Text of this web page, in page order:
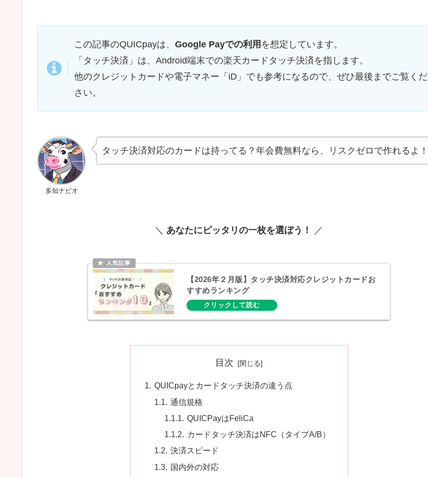
この記事のQUICpayは、 Google Payでの利用 を想定しています。
「タッチ決済」は、Android端末での楽天カードタッチ決済を指します。
他のクレジットカードや電子マネー「iD」でも参考になるので、ぜひ最後までご覧くだ
さい。
多知ナビオ
タッチ決済対応のカードは持ってる？年会費無料なら、リスクゼロで作れるよ！
＼ あなたにピッタリの一枚を選ぼう！ ／
【2026年２月版】タッチ決済対応クレジットカードお
すすめランキング
目次
QUICpayとカードタッチ決済の違う点
通信規格
QUICPayはFeliCa
カードタッチ決済はNFC（タイプA/B）
決済スピード
国内外の対応